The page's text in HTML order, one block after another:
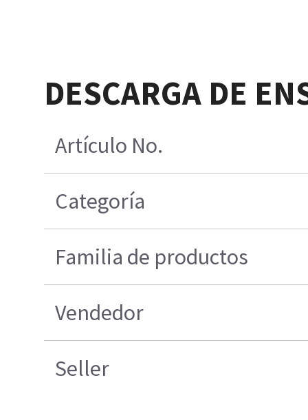
DESCARGA DE
Artículo No.
Categoría
Familia de productos
Vendedor
Seller